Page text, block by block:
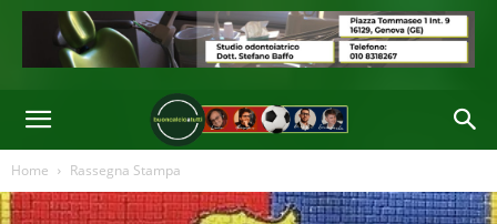
Home Rassegna Stampa